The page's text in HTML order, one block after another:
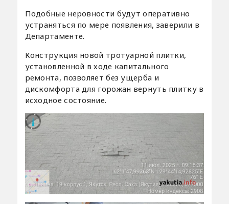
Подобные неровности будут оперативно
устраняться по мере появления, заверили в
Департаменте.
Конструкция новой тротуарной плитки,
установленной в ходе капитального
ремонта, позволяет без ущерба и
дискомфорта для горожан вернуть плитку в
исходное состояние.